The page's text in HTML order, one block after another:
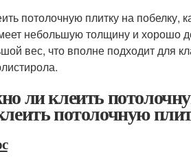
потолочную плитку на побелку,
небольшую толщину и хорошо
вес, что вполне подходит для
ли клеить
потолочную